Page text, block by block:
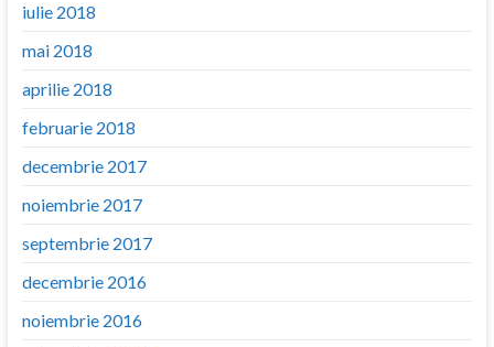
iulie 2018
mai 2018
aprilie 2018
februarie 2018
decembrie 2017
noiembrie 2017
septembrie 2017
decembrie 2016
noiembrie 2016